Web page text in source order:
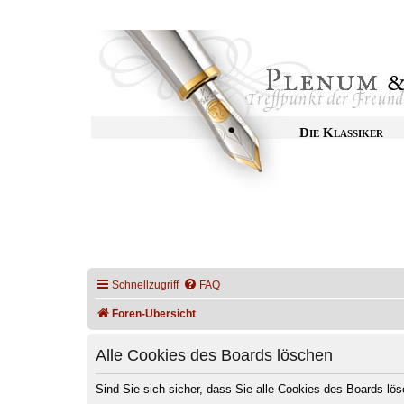
Die Klassiker
Schnellzugriff FAQ
Foren-Übersicht
Alle Cookies des Boards löschen
Sind Sie sich sicher, dass Sie alle Cookies des Boards